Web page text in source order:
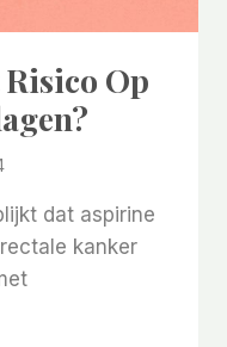
Op
dat aspirine
kanker